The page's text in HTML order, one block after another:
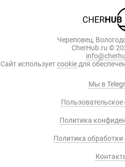
Череповец,
CherHub.ru ©
Сайт используетcookie для
Мы в
Политика
Политика